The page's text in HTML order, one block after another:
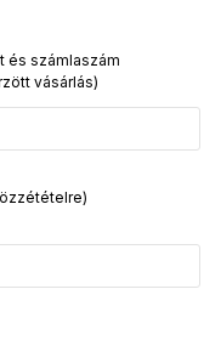
és számlaszám
vásárlás)